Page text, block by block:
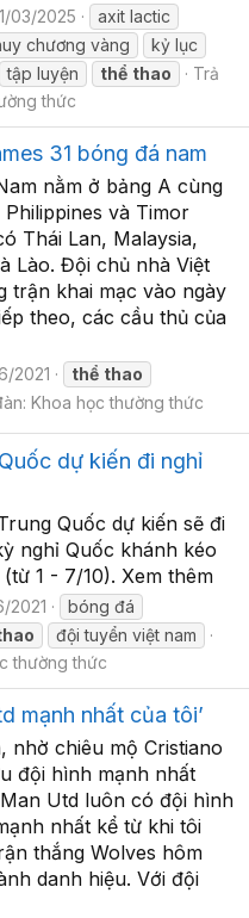
03/2025
axit lactic
chương vàng
kỷ lục
tập luyện thể thao
Trả
thức
31 bóng đá nam
nằm ở bảng A cùng
và Timor
Thái Lan, Malaysia,
Lào. Đội chủ nhà Việt
trận khai mạc vào ngày
theo, các cầu thủ của
2021 thể thao
Khoa học thường thức
dự kiến đi nghỉ
Quốc dự kiến sẽ đi
nghỉ Quốc khánh kéo
1 - 7/10). Xem thêm
2021
bóng đá
đội tuyển việt nam
thường thức
mạnh nhất của tôi’
nhờ chiêu mộ Cristiano
đội hình mạnh nhất
Utd luôn có đội hình
nhất kể từ khi tôi
thắng Wolves hôm
danh hiệu. Với đội